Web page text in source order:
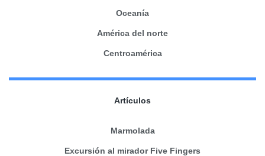
Oceanía
América del norte
Centroamérica
Artículos
Marmolada
Excursión al mirador Five Fingers